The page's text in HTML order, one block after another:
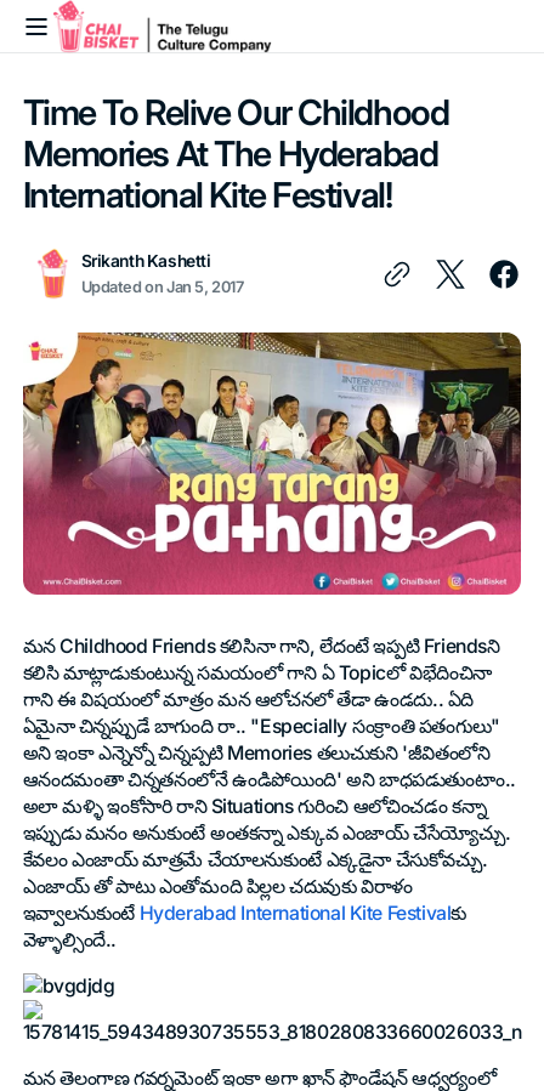
Skip to
content
Time To Relive Our Childhood
Memories At The Hyderabad
International Kite Festival!
Srikanth Kashetti
Updated on Jan 5, 2017
మన Childhood Friends కలిసినా గాని, లేదంటే ఇప్పటి Friendsని
కలిసి మాట్లాడుకుంటున్న సమయంలో గాని ఏ Topicలో విభేదించినా
గాని ఈ విషయంలో మాత్రం మన ఆలోచనలో తేడా ఉండదు.. ఏది
ఏమైనా చిన్నప్పుడే బాగుంది రా.. "Especially సంక్రాంతి పతంగులు"
అని ఇంకా ఎన్నెన్నో చిన్నప్పటి Memories తలుచుకుని 'జీవితంలోని
ఆనందమంతా చిన్నతనంలోనే ఉండిపోయింది' అని బాధపడుతుంటాం..
అలా మళ్ళి ఇంకోసారి రాని Situations గురించి ఆలోచించడం కన్నా
ఇప్పుడు మనం అనుకుంటే అంతకన్నా ఎక్కువ ఎంజాయ్ చేసేయ్యోచ్చు.
కేవలం ఎంజాయ్ మాత్రమే చేయాలనుకుంటే ఎక్కడైనా చేసుకోవచ్చు.
ఎంజాయ్ తో పాటు ఎంతోమంది పిల్లల చదువుకు విరాళం
ఇవ్వాలనుకుంటే Hyderabad International Kite Festivalకు
వెళ్ళాల్సిందే..
మన తెలంగాణ గవర్నమెంట్ ఇంకా అగా ఖాన్ ఫౌండేషన్ ఆధ్వర్యంలో